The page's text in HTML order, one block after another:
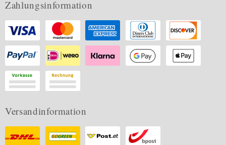
Zahlungsinformation
Versandinformation